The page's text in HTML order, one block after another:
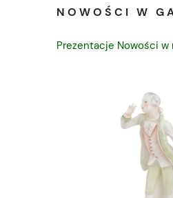
NOWOŚCI W
Prezentacje Nowości